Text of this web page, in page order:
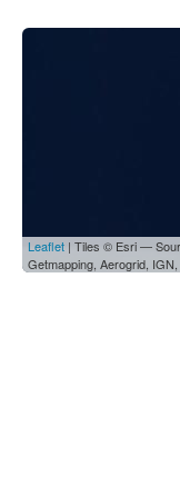
Leaflet | Tiles © Esri —
Getmapping, Aerogrid,